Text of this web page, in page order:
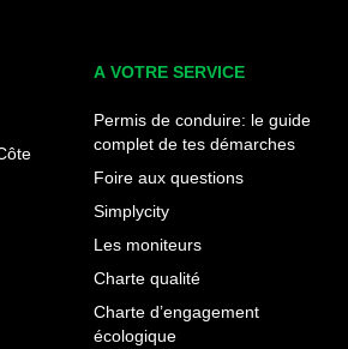
A VOTRE SERVICE
Permis de conduire: le guide
complet de tes démarches
Foire aux questions
Simplycity
Les moniteurs
Charte qualité
Charte d’engagement
écologique